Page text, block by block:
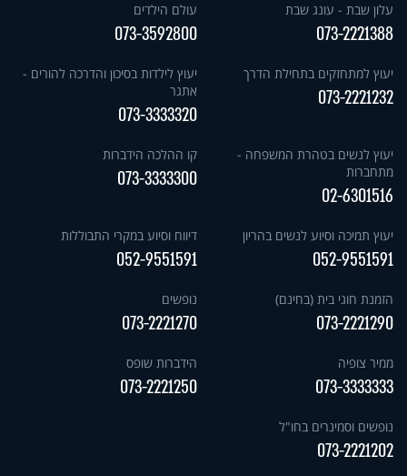
עלון שבת - עונג שבת
073-2221388
עולם הילדים
073-3592800
יעוץ למתחזקים בתחילת הדרך
073-2221232
יעוץ לילדות בסיכון והדרכה להורים -
אתגר
073-3333320
יעוץ לנשים בטהרת המשפחה -
מתחברות
02-6301516
קו ההלכה הידברות
073-3333300
יעוץ תמיכה וסיוע לנשים בהריון
052-9551591
דיווח וסיוע במקרי התבוללות
052-9551591
הזמנת חוגי בית (בחינם)
073-2221290
נופשים
073-2221270
ממיר צופיה
073-3333333
הידברות שופס
073-2221250
נופשים וסמינרים בחו"ל
073-2221202